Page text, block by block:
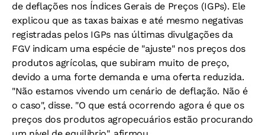
de deflações nos Índices Gerais de Preços (IGPs). Ele
explicou que as taxas baixas e até mesmo negativas
registradas pelos IGPs nas últimas divulgações da
FGV indicam uma espécie de "ajuste" nos preços dos
produtos agrícolas, que subiram muito de preço,
devido a uma forte demanda e uma oferta reduzida.
"Não estamos vivendo um cenário de deflação. Não é
o caso", disse. "O que está ocorrendo agora é que os
preços dos produtos agropecuários estão procurando